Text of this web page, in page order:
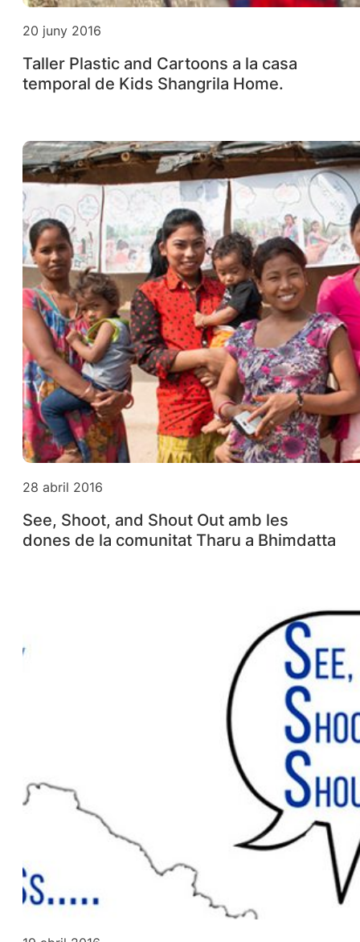
20 juny 2016
Taller Plastic and Cartoons a la casa
temporal de Kids Shangrila Home.
28 abril 2016
See, Shoot, and Shout Out amb les
dones de la comunitat Tharu a Bhimdatta